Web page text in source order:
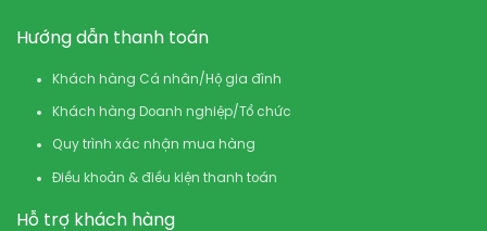
Hướng dẫn thanh toán
Khách hàng Cá nhân/Hộ gia đình
Khách hàng Doanh nghiệp/Tổ chức
Quy trình xác nhận mua hàng
Điều khoản & điều kiện thanh toán
Hỗ trợ khách hàng